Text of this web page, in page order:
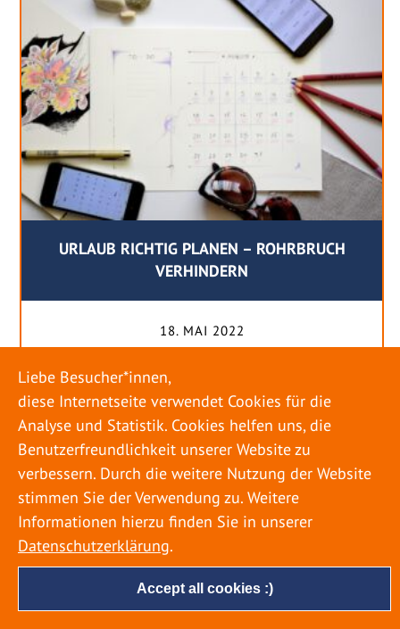
URLAUB RICHTIG PLANEN – ROHRBRUCH
VERHINDERN
18. MAI 2022
genießen ihren Urlaub. Dabei zieht es die Einen
weiter weg, die Anderen bleiben dann doch
lieber in der Heimat. Wenn Sie für eine längere
Zeit wegfahren möchten, gibt es einige Dinge zu
beachten, damit nicht anschließend eine böse
Überraschung auf Sie wartet. Um einen
möglichst entspannten Urlaub zu […]
Accept all cookies :)
Liebe Besucher*innen,
diese Internetseite verwendet Cookies für die
Analyse und Statistik. Cookies helfen uns, die
Benutzerfreundlichkeit unserer Website zu
verbessern. Durch die weitere Nutzung der Website
stimmen Sie der Verwendung zu. Weitere
Informationen hierzu finden Sie in unserer
Datenschutzerklärung.